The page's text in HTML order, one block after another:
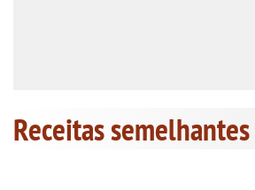
Receitas semelhantes